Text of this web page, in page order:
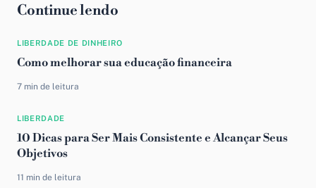
Continue lendo
LIBERDADE DE DINHEIRO
Como melhorar sua educação financeira
7 min de leitura
LIBERDADE
10 Dicas para Ser Mais Consistente e Alcançar Seus
Objetivos
11 min de leitura